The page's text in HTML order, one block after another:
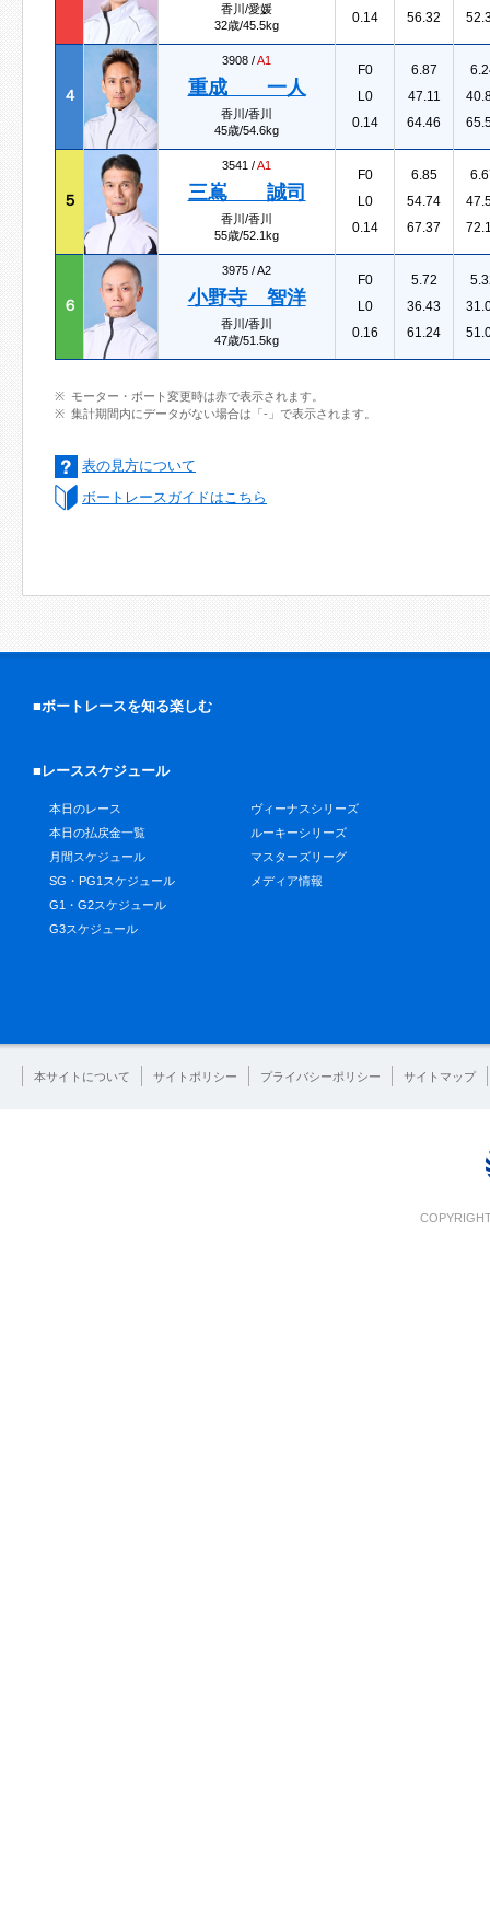
香川/愛媛
32歳/45.5kg
0.14
56.32
４
3908 /A1
重成 一人
香川/香川
45歳/54.6kg
F0
L0
0.14
6.87
47.11
64.46
５
3541 /A1
三嶌 誠司
香川/香川
55歳/52.1kg
F0
L0
0.14
6.85
54.74
67.37
６
3975 /A2
小野寺 智洋
香川/香川
47歳/51.5kg
F0
L0
0.16
5.72
36.43
61.24
モーター・ボート変更時は赤で表示されます。
集計期間内にデータがない場合は「-」で表示されます。
表の見方について
ボートレースガイドはこちら
■ボートレースを知る楽しむ
■レーススケジュール
本日のレース
本日の払戻金一覧
月間スケジュール
SG・PG1スケジュール
G1・G2スケジュール
G3スケジュール
ヴィーナスシリーズ
ルーキーシリーズ
マスターズリーグ
メディア情報
本サイトについて サイトポリシー プライバシーポリシー サイトマップ